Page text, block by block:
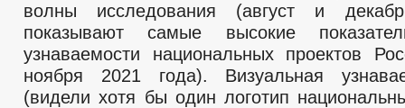
волны исследования (август и
показывают самые высокие
узнаваемости национальных проектов
ноября 2021 года). Визуальная
(видели хотя бы один логотип